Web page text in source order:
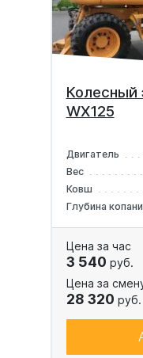
Колесный
WX125
Двигатель
Вес
Ковш
Глубина
Цена за час
3 540 руб.
Цена за
28 320 руб.